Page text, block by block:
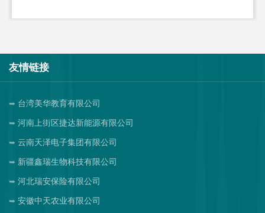
友情链接
台湾美华教育有限公司
河南上街区捷达新能源有限公司
云南天泽电子集团有限公司
新疆鑫瑞生物科技有限公司
河北瑞安保险有限公司
安徽中天农业有限公司